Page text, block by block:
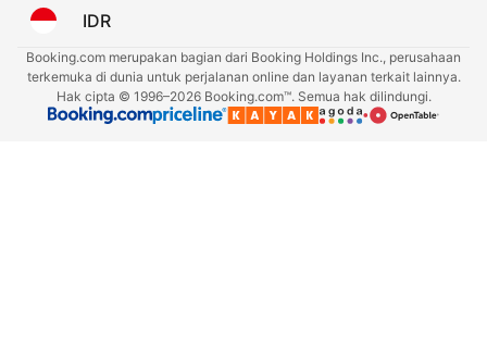
IDR
Booking.com merupakan bagian dari Booking Holdings Inc., perusahaan
terkemuka di dunia untuk perjalanan online dan layanan terkait lainnya.
Hak cipta © 1996–2026 Booking.com™. Semua hak dilindungi.